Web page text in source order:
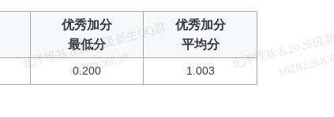
优秀加分
最低分
优秀加分
平均分
0.200 1.003
北
洋
维
基
＆
2
0
2
6
级
新
生
Q
Q
群
1
0
2
8
2
2
6
8
3
8